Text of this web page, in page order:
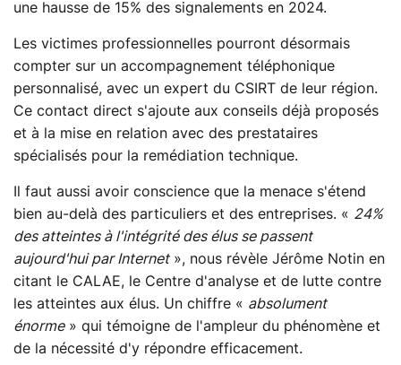
une hausse de 15% des signalements en 2024.
Les victimes professionnelles pourront désormais
compter sur un accompagnement téléphonique
personnalisé, avec un expert du CSIRT de leur région.
Ce contact direct s'ajoute aux conseils déjà proposés
et à la mise en relation avec des prestataires
spécialisés pour la remédiation technique.
Il faut aussi avoir conscience que la menace s'étend
bien au-delà des particuliers et des entreprises. « 24%
des atteintes à l'intégrité des élus se passent
aujourd'hui par Internet», nous révèle Jérôme Notin en
citant le CALAE, le Centre d'analyse et de lutte contre
les atteintes aux élus. Un chiffre « absolument
énorme» qui témoigne de l'ampleur du phénomène et
de la nécessité d'y répondre efficacement.